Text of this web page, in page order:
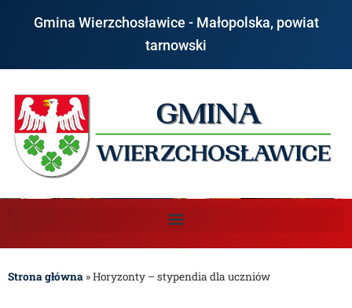
Gmina Wierzchosławice - Małopolska, powiat
tarnowski
Strona główna »Horyzonty – stypendia dla uczniów